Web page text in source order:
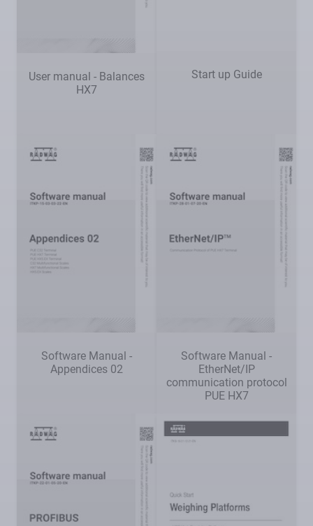
User manual - Balances
HX7
Start up Guide
Software Manual -
Appendices 02
Software Manual -
EtherNet/IP
communication protocol
PUE HX7